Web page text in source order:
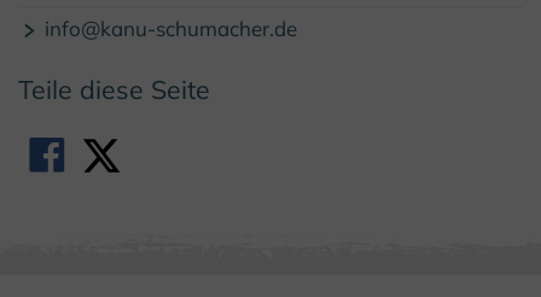
info@kanu-schumacher.de
Teile diese Seite